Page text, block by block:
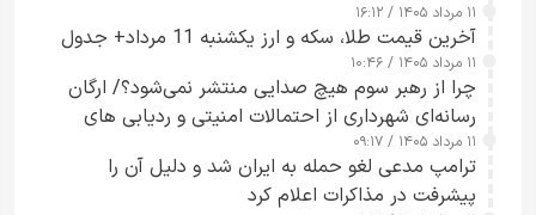
۱۱ مرداد ۱۴۰۵ / ۱۶:۱۲
آخرین قیمت طلا، سکه و ارز یکشنبه 11 مرداد+ جدول
۱۱ مرداد ۱۴۰۵ / ۱۰:۴۶
چرا از رهبر سوم هیچ صدایی منتشر نمی‌شود؟/ ارگان
رسانه‌ای شهرداری از احتمالات امنیتی و ردیابی های
جاسوسی گفت
۱۱ مرداد ۱۴۰۵ / ۰۹:۱۷
ترامپ مدعی لغو حمله به ایران شد و دلیل آن را
پیشرفت در مذاکرات اعلام کرد